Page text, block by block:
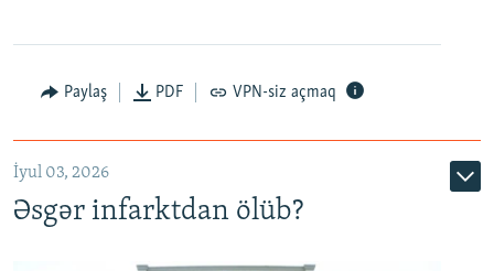
Auto 240p 360p 480p
720p 1080p
Paylaş PDF VPN-siz açmaq
İyul 03, 2026
Əsgər infarktdan ölüb?